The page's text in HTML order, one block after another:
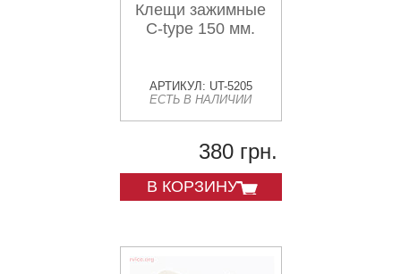
Клещи зажимные
C-type 150 мм.
АРТИКУЛ: UT-5205
ЕСТЬ В НАЛИЧИИ
380 грн.
В КОРЗИНУ